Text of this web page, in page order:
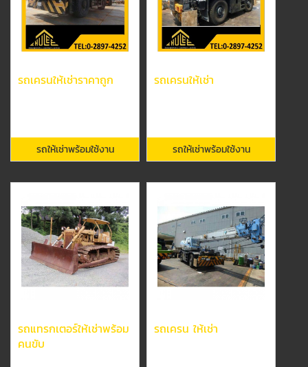
รถเครนให้เช่าราคาถูก
รถให้เช่าพร้อมใช้งาน
รถเครนให้เช่า
รถให้เช่าพร้อมใช้งาน
รถแทรกเตอร์ให้เช่าพร้อม
คนขับ
รถเครน ให้เช่า